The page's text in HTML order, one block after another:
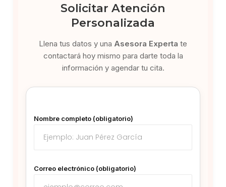
Solicitar Atención
Personalizada
Llena tus datos y una Asesora Experta te
contactará hoy mismo para darte toda la
información y agendar tu cita.
Nombre completo (obligatorio)
Correo electrónico (obligatorio)